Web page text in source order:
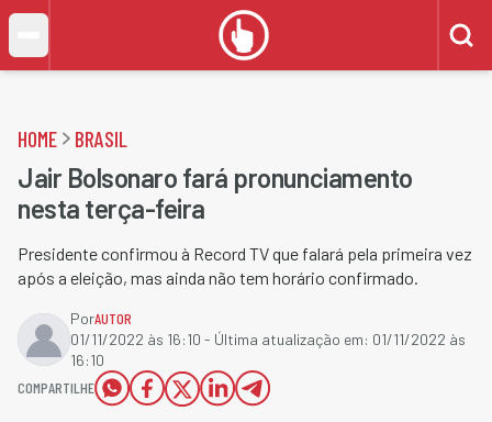
HOME BRASIL
Jair Bolsonaro fará pronunciamento
nesta terça-feira
Presidente confirmou à Record TV que falará pela primeira vez
após a eleição, mas ainda não tem horário confirmado.
PorAUTOR
01/11/2022 às 16:10 - Última atualização em: 01/11/2022 às
16:10
COMPARTILHE